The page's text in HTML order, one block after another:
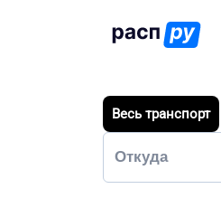
Весь транспорт